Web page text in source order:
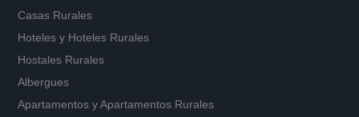
Casas Rurales
Hoteles y Hoteles Rurales
Hostales Rurales
Albergues
Apartamentos yApartamentos Rurales